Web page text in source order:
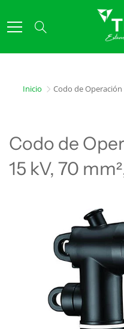
to
Content
Inicio Codo de Operación
Codo de
15 kV, 70